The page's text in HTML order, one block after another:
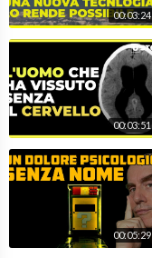
00:03:24
00:03:51
00:05:29